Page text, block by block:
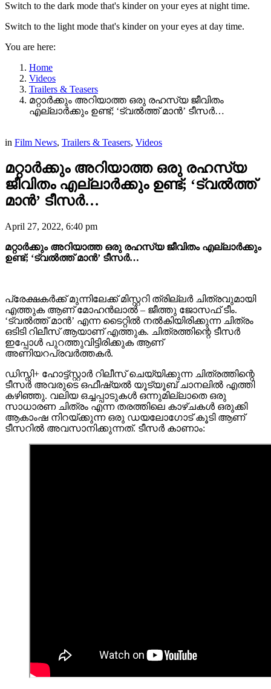
Switch to the dark mode that's kinder on your eyes at night time.
Switch to the light mode that's kinder on your eyes at day time.
You are here:
Home
Videos
Trailers & Teasers
മറ്റാർക്കും അറിയാത്ത ഒരു രഹസ്യ ജീവിതം
എല്ലാർക്കും ഉണ്ട്; ‘ട്വൽത്ത് മാൻ’ ടീസർ…
in Film News, Trailers & Teasers, Videos
മറ്റാർക്കും അറിയാത്ത ഒരു രഹസ്യ
ജീവിതം എല്ലാർക്കും ഉണ്ട്; ‘ട്വൽത്ത്
മാൻ’ ടീസർ…
April 27, 2022, 6:40 pm
മറ്റാർക്കും അറിയാത്ത ഒരു രഹസ്യ ജീവിതം എല്ലാർക്കും
ഉണ്ട്; ‘ട്വൽത്ത് മാൻ’ ടീസർ…
പ്രേക്ഷകർക്ക് മുന്നിലേക്ക് മിസ്റ്ററി ത്രില്ലർ ചിത്രവുമായി
എത്തുക ആണ് മോഹൻലാൽ – ജീത്തു ജോസഫ് ടീം.
‘ട്വൽത്ത് മാൻ’ എന്ന ടൈറ്റിൽ നൽകിയിരിക്കുന്ന ചിത്രം
ഒടിടി റിലീസ് ആയാണ് എത്തുക. ചിത്രത്തിന്റെ ടീസർ
ഇപ്പോൾ പുറത്തുവിട്ടിരിക്കുക ആണ്
അണിയറപ്രവർത്തകർ.
ഡിസ്നി+ ഹോട്ട്സ്റ്റാർ റിലീസ് ചെയ്യിക്കുന്ന ചിത്രത്തിന്റെ
ടീസർ അവരുടെ ഒഫീഷ്യൽ യൂട്യൂബ് ചാനലിൽ എത്തി
കഴിഞ്ഞു. വലിയ ഒച്ചപ്പാടുകൾ ഒന്നുമില്ലാതെ ഒരു
സാധാരണ ചിത്രം എന്ന തരത്തിലെ കാഴ്ചകൾ ഒരുക്കി
ആകാംഷ നിറയ്ക്കുന്ന ഒരു ഡയലോഗോട് കൂടി ആണ്
ടീസറിൽ അവസാനിക്കുന്നത്. ടീസർ കാണാം: